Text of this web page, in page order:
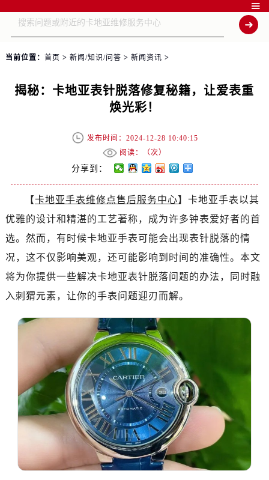

当前位置： 首页 > 新闻/知识/问答 > 新闻资讯 >
揭秘：卡地亚表针脱落修复秘籍，让爱表重
焕光彩！
发布时间：2024-12-28 10:40:15
阅读：（次）
分享到：
【卡地亚手表维修点售后服务中心】卡地亚手表以其
优雅的设计和精湛的工艺著称，成为许多钟表爱好者的首
选。然而，有时候卡地亚手表可能会出现表针脱落的情
况，这不仅影响美观，还可能影响到时间的准确性。本文
将为你提供一些解决卡地亚表针脱落问题的办法，同时融
入刺猬元素，让你的手表问题迎刃而解。